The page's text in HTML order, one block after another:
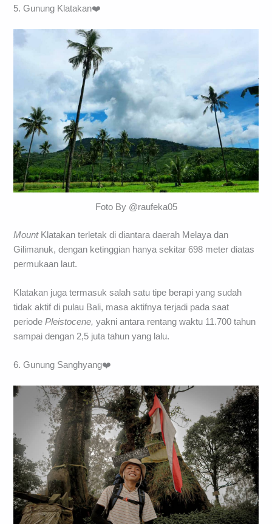
5. Gunung Klatakan❤️
Foto By @raufeka05
MountKlatakan terletak di diantara daerah Melaya dan
Gilimanuk, dengan ketinggian hanya sekitar 698 meter diatas
permukaan laut.
Klatakan juga termasuk salah satu tipe berapi yang sudah
tidak aktif di pulau Bali, masa aktifnya terjadi pada saat
periodePleistocene, yakni antara rentang waktu 11.700 tahun
sampai dengan 2,5 juta tahun yang lalu.
6. Gunung Sanghyang❤️